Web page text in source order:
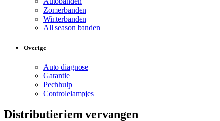
Zomerbanden
Winterbanden
All season banden
Overige
Auto diagnose
Garantie
Pechhulp
Controlelampjes
Distributieriem vervangen